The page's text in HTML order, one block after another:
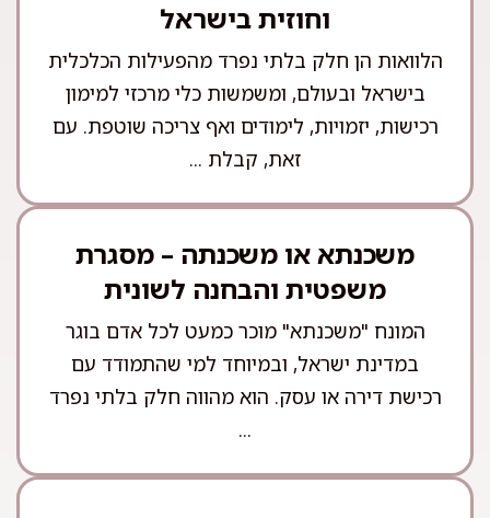
וחוזית בישראל
הלוואות הן חלק בלתי נפרד מהפעילות הכלכלית
בישראל ובעולם, ומשמשות כלי מרכזי למימון
רכישות, יזמויות, לימודים ואף צריכה שוטפת. עם
זאת, קבלת ...
משכנתא או משכנתה – מסגרת
משפטית והבחנה לשונית
המונח "משכנתא" מוכר כמעט לכל אדם בוגר
במדינת ישראל, ובמיוחד למי שהתמודד עם
רכישת דירה או עסק. הוא מהווה חלק בלתי נפרד
...